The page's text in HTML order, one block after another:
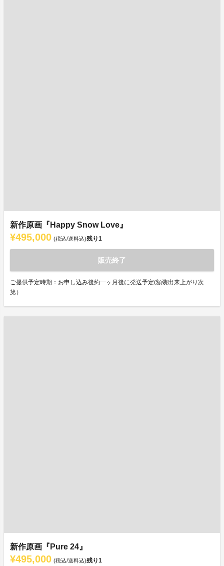
新作原画『Happy Snow Love』
¥495,000 (税込/送料込)残り1
販売終了
ご提供予定時期：お申し込み後約一ヶ月後に発送予定(額装出来上がり次
第）
新作原画『Pure 24』
¥495,000 (税込/送料込)残り1